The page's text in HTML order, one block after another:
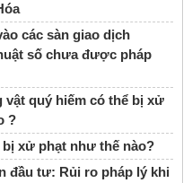
các sàn giao dịch
số chưa được pháp
vật quý hiếm có thể bị xử
?
xử phạt như thế nào?
đầu tư: Rủi ro pháp lý khi